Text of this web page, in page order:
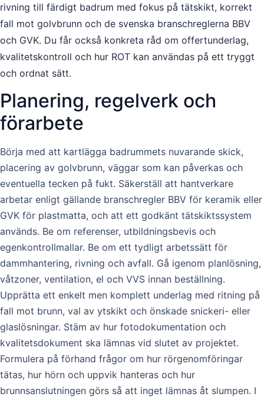
rivning till färdigt badrum med fokus på tätskikt, korrekt
fall mot golvbrunn och de svenska branschreglerna BBV
och GVK. Du får också konkreta råd om offertunderlag,
kvalitetskontroll och hur ROT kan användas på ett tryggt
och ordnat sätt.
Planering, regelverk och
förarbete
Börja med att kartlägga badrummets nuvarande skick,
placering av golvbrunn, väggar som kan påverkas och
eventuella tecken på fukt. Säkerställ att hantverkare
arbetar enligt gällande branschregler BBV för keramik eller
GVK för plastmatta, och att ett godkänt tätskiktssystem
används. Be om referenser, utbildningsbevis och
egenkontrollmallar. Be om ett tydligt arbetssätt för
dammhantering, rivning och avfall. Gå igenom planlösning,
våtzoner, ventilation, el och VVS innan beställning.
Upprätta ett enkelt men komplett underlag med ritning på
fall mot brunn, val av ytskikt och önskade snickeri- eller
glaslösningar. Stäm av hur fotodokumentation och
kvalitetsdokument ska lämnas vid slutet av projektet.
Formulera på förhand frågor om hur rörgenomföringar
tätas, hur hörn och uppvik hanteras och hur
brunnsanslutningen görs så att inget lämnas åt slumpen. I